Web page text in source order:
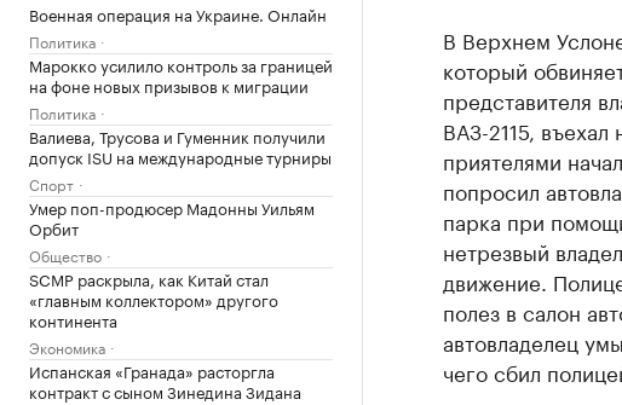
Военная операция на Украине. Онлайн
Политика
Марокко усилило контроль за границей
на фоне новых призывов к миграции
Политика
Валиева, Трусова и Гуменник получили
допуск ISU на международные турниры
Спорт
Умер поп-продюсер Мадонны Уильям
Орбит
Общество
SCMP раскрыла, как Китай стал
«главным коллектором» другого
континента
Экономика
Испанская «Гранада» расторгла
контракт с сыном Зинедина Зидана
В Верхнем
который
представителя
ВАЗ-2115,
приятелями
попросил
парка при
нетрезвый
движение.
полез в салон
автовладелец
чего сбил